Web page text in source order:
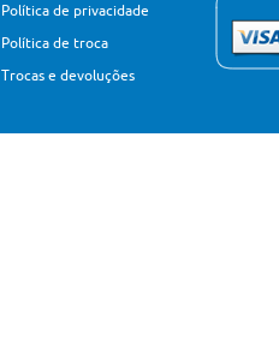
Política de privacidade
Política de troca
Trocas e devoluções